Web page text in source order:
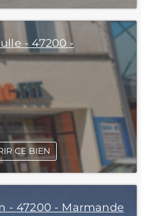
- 47200 -
CE BIEN
- 47200 - Marmande